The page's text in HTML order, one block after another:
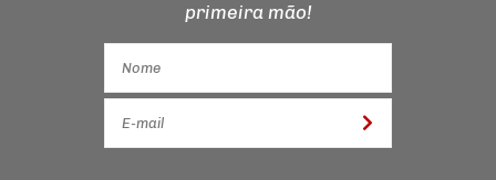
primeira mão!